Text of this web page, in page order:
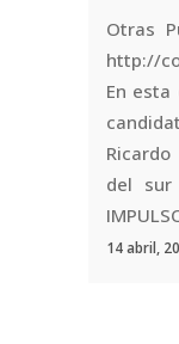
Otras
http://
En
del sur
14 abril,